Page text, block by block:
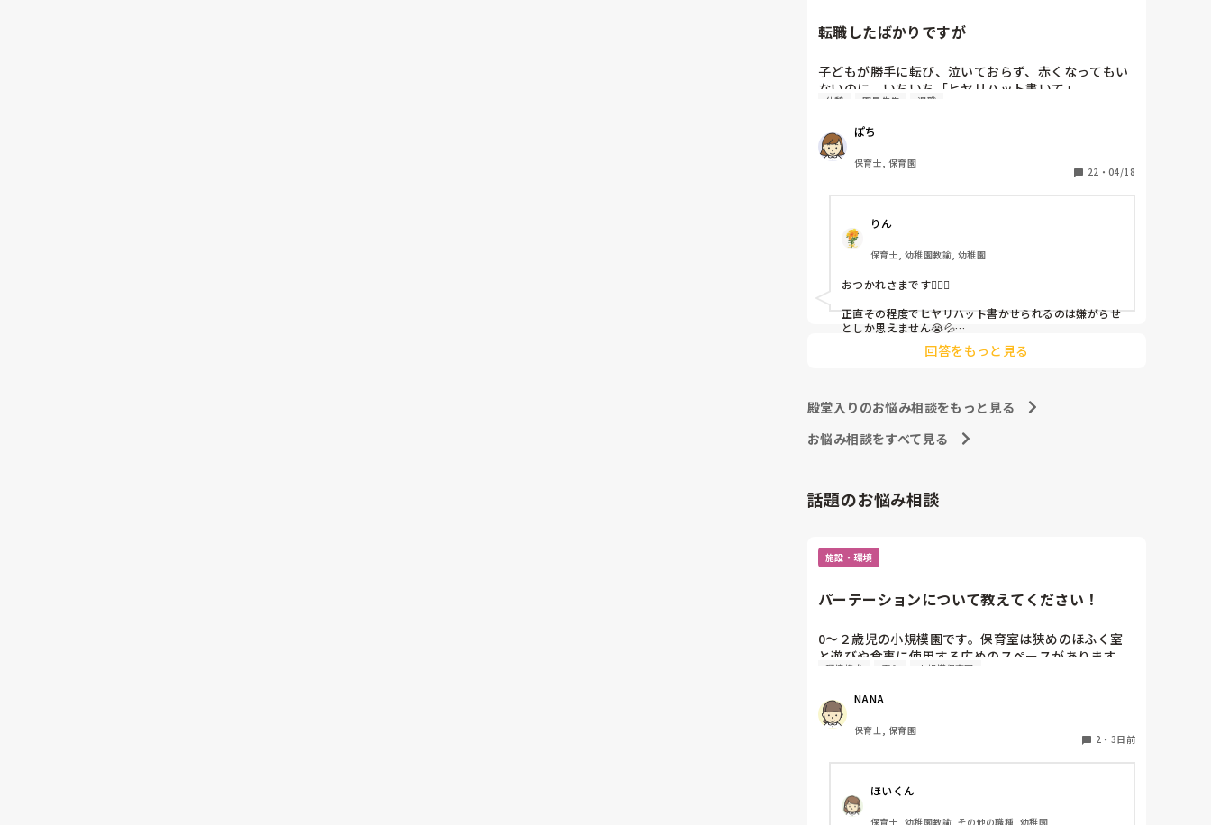
転職したばかりですが
子どもが勝手に転び、泣いておらず、赤くなってもい
ないのに、いちいち「ヒヤリハット書いて」
と書かされ
休憩時間に書くしかなく、辛いです
（そう言う本人は書かない）
しかも、上司に↑この内容でも
「どうしたらなくせるか」
呼ばれて一緒に対策を考えさせられること多数
これだけで30〜40分拘束されて辛いです
皆さんの園はどうですか?
休憩 園長先生 退職
ぽち
保育士, 保育園
22 ・ 04/18
りん
保育士, 幼稚園教諭, 幼稚園
おつかれさまです🙇🏻‍♀️
正直その程度でヒヤリハット書かせられるのは嫌がらせ
としか思えません😭💦
他の先生方も同様のことをされているのでしょうか？
回答をもっと見る
殿堂入りのお悩み相談をもっと見る
お悩み相談をすべて見る
話題のお悩み相談
施設・環境
パーテーションについて教えてください！
0〜２歳児の小規模園です。保育室は狭めのほふく室
と遊びや食事に使用する広めのスペースがあります。
広すぎると走り回ったりして落ち着かないので、活動
テーションがウレタンのような素材で軽いので、ちょ
っと体が当たると倒れたり、つかまり立ちが不安定な
子にとっては共倒れになったりで危険です。かと言っ
て固定してしまうと活動によって柔軟に移動すること
しっかりした重いものを置いていましたが、移動が大
変で使い勝手が悪く、子どもがぶつかって倒れた時に
環境構成 安全 小規模保育園
NANA
保育士, 保育園
2 ・ 3日前
ほいくん
保育士, 幼稚園教諭, その他の職種, 幼稚園